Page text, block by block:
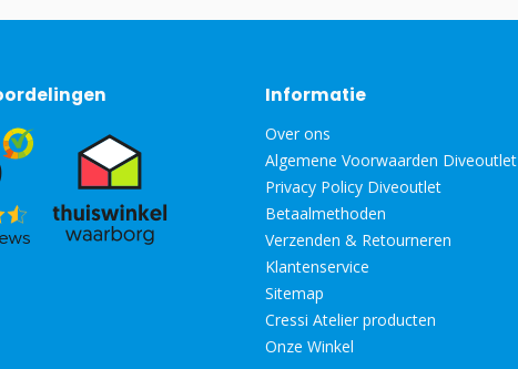
Informatie
Over ons
Algemene Voorwaarden Diveoutlet
Privacy Policy Diveoutlet
Betaalmethoden
Verzenden & Retourneren
Klantenservice
Sitemap
Cressi Atelier producten
Onze Winkel